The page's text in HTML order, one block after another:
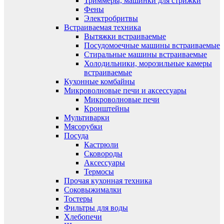
Фены
Электробритвы
Встраиваемая техника
Вытяжки встраиваемые
Посудомоечные машины встраиваемые
Стиральные машины встраиваемые
Холодильники, морозильные камеры
встраиваемые
Кухонные комбайны
Микроволновые печи и аксессуары
Микроволновые печи
Кронштейны
Мультиварки
Мясорубки
Посуда
Кастрюли
Сковороды
Аксессуары
Термосы
Прочая кухонная техника
Соковыжималки
Тостеры
Фильтры для воды
Хлебопечи